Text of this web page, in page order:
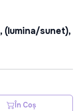
(lumina/sunet),
În Coș